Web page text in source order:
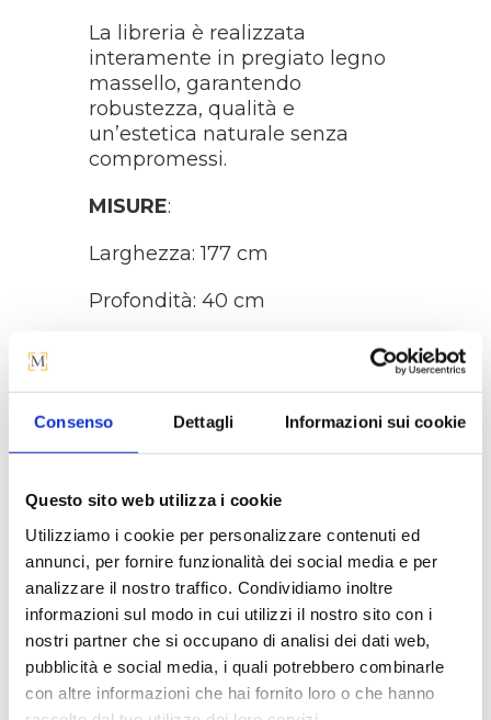
Consenso Dettagli Informazioni sui cookie
Questo sito web utilizza i cookie
Utilizziamo i cookie per personalizzare contenuti ed
annunci, per fornire funzionalità dei social media e per
analizzare il nostro traffico. Condividiamo inoltre
informazioni sul modo in cui utilizzi il nostro sito con i
nostri partner che si occupano di analisi dei dati web,
pubblicità e social media, i quali potrebbero combinarle
con altre informazioni che hai fornito loro o che hanno
La libreria è realizzata
interamente in pregiato legno
massello, garantendo
robustezza, qualità e
un’estetica naturale senza
compromessi.
MISURE:
Larghezza: 177 cm
Profondità: 40 cm
La tua casa merita il
meglio, anche nel servizio.